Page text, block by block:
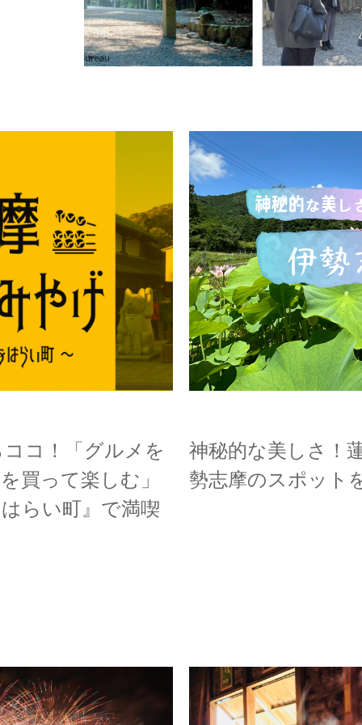
コ！「グルメを
買って楽しむ」
らい町』で満喫
神秘的な美しさ！
勢志摩のスポット